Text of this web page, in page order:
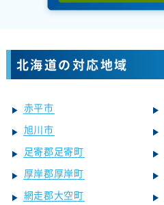
北海道の対応地域
赤平市
旭川市
足寄郡足寄町
厚岸郡厚岸町
網走郡大空町